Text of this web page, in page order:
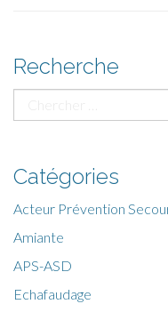
Recherche
pour
Catégories
Acteur Prévention
Amiante
APS-ASD
Echafaudage